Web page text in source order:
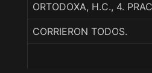
ORTODOXA, H.C., 4.
CORRIERON TODOS.